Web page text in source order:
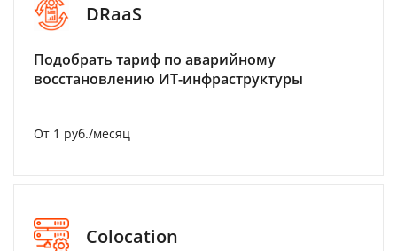
DRaaS
Подобрать тариф по аварийному
восстановлению ИТ-инфраструктуры
От 1 руб./месяц
Colocation